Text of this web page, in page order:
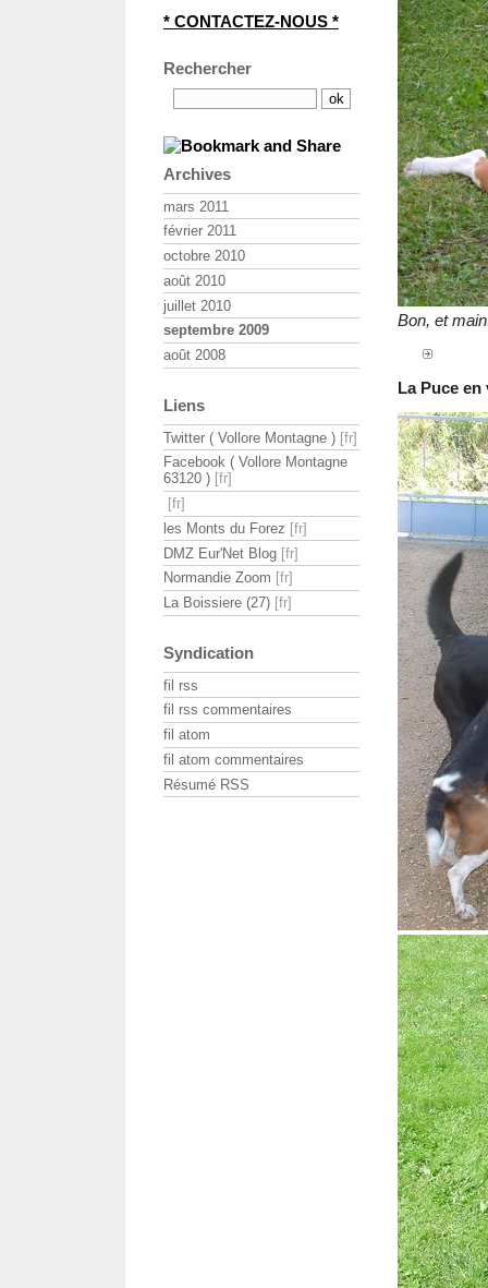
Bon, et
La Puce en
* CONTACTEZ-NOUS *
Rechercher
Archives
mars 2011
février 2011
octobre 2010
août 2010
juillet 2010
septembre 2009
août 2008
Liens
Twitter ( Vollore Montagne )
Facebook ( Vollore Montagne
63120 )
les Monts du Forez
DMZ Eur'Net Blog
Normandie Zoom
La Boissiere (27)
Syndication
fil rss
fil rss commentaires
fil atom
fil atom commentaires
Résumé RSS